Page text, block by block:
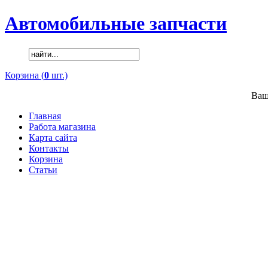
Автомобильные запчасти
Корзина (0 шт.)
Главная
Работа магазина
Карта сайта
Контакты
Корзина
Статьи